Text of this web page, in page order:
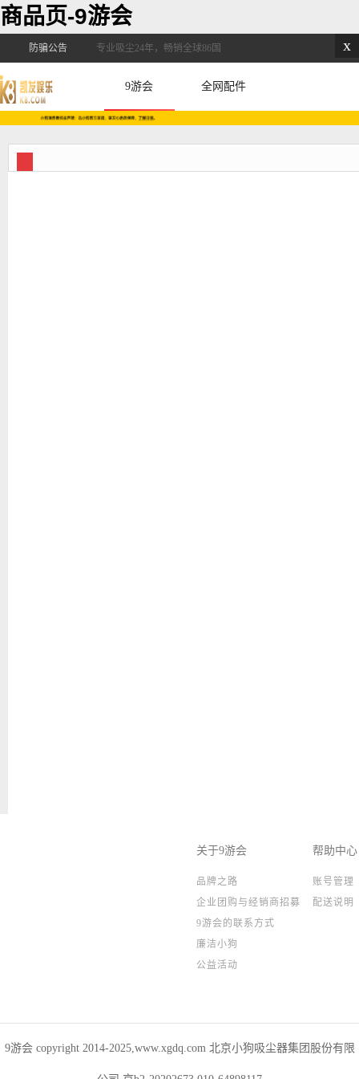
商品页-9游会
x
防骗公告 专业吸尘24年，畅销全球86国
9游会 全网配件
关于9游会
品牌之路
企业团购与经销商招募
9游会的联系方式
廉洁小狗
公益活动
帮助中心
账号管理
配送说明
9游会 copyright 2014-2025,www.xgdq.com 北京小狗吸尘器集团股份有限